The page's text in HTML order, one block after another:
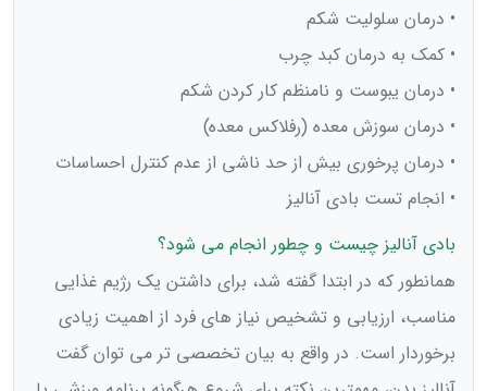
• درمان سلولیت شکم
• کمک به درمان کبد چرب
• درمان یبوست و نامنظم کار کردن شکم
• درمان سوزش معده (رفلاکس معده)
• درمان پرخوری بیش از حد ناشی از عدم کنترل احساسات
• انجام تست بادی آنالیز
بادی آنالیز چیست و چطور انجام می شود؟
همانطور که در ابتدا گفته شد، برای داشتن یک رژیم غذایی
مناسب، ارزیابی و تشخیص نیاز های فرد از اهمیت زیادی
برخوردار است. در واقع به بیان تخصصی تر می توان گفت